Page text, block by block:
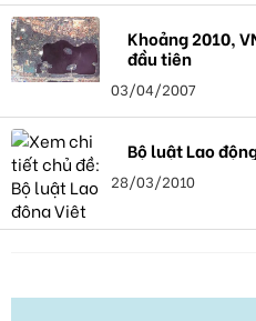
Khoảng 2010,
đầu tiên
03/04/2007
Bộ luật Lao
28/03/2010